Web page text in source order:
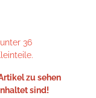
36
zu sehen
sind!